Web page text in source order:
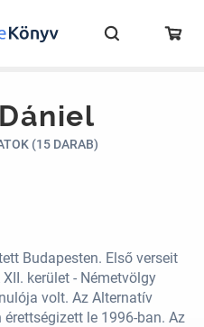
(15 DARAB)
Budapesten. Első verseit
kerület - Németvölgy
volt. Az Alternatív
le 1996-ban. Az